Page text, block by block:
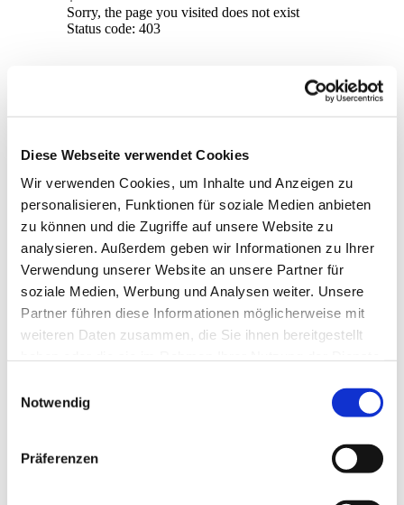
Diese Webseite verwendet Cookies
Wir verwenden Cookies, um Inhalte und Anzeigen zu
personalisieren, Funktionen für soziale Medien anbieten
zu können und die Zugriffe auf unsere Website zu
analysieren. Außerdem geben wir Informationen zu Ihrer
Verwendung unserer Website an unsere Partner für
soziale Medien, Werbung und Analysen weiter. Unsere
Partner führen diese Informationen möglicherweise mit
weiteren Daten zusammen, die Sie ihnen bereitgestellt
Notwendig
Präferenzen
Dies könnte Sie auch